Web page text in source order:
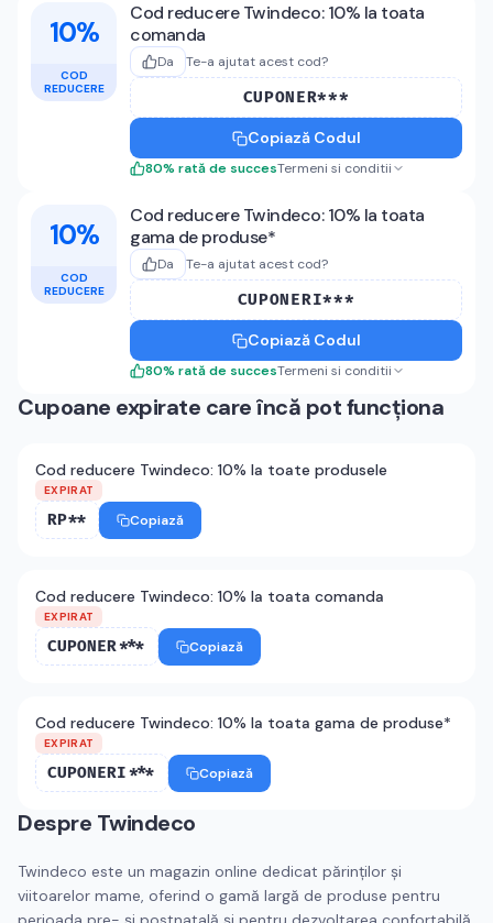
10%
COD
REDUCERE
Cod reducere Twindeco: 10% la toata
comanda
Da Te-a ajutat acest cod?
CUPONER***
Copiază Codul
80% rată de succesTermeni si conditii
10%
COD
REDUCERE
Cod reducere Twindeco: 10% la toata
gama de produse*
Da Te-a ajutat acest cod?
CUPONERI***
Copiază Codul
80% rată de succesTermeni si conditii
Cupoane expirate care încă pot funcționa
Cod reducere Twindeco: 10% la toate produsele
EXPIRAT
RP** Copiază
Cod reducere Twindeco: 10% la toata comanda
EXPIRAT
CUPONER*** Copiază
Cod reducere Twindeco: 10% la toata gama de produse*
EXPIRAT
CUPONERI*** Copiază
Despre Twindeco
Twindeco este un magazin online dedicat părinților și
viitoarelor mame, oferind o gamă largă de produse pentru